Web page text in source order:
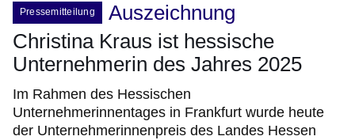
Pressemitteilung
Auszeichnung
Christina Kraus ist hessische
Unternehmerin des Jahres 2025
Im Rahmen des Hessischen
Unternehmerinnentages in Frankfurt wurde heute
der Unternehmerinnenpreis des Landes Hessen